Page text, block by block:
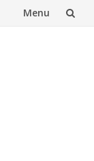
Menu